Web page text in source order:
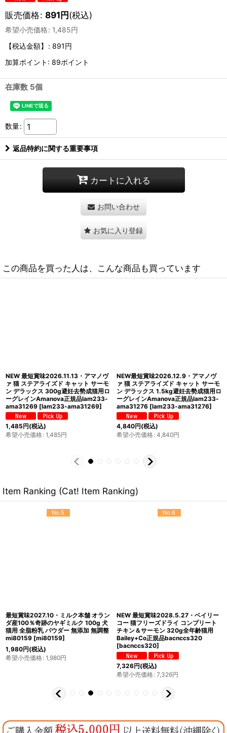
販売価格: 891円(税込)
希望小売価格: 1,485円
【税込金額】
: 891円
加算ポイント: 89ポイント
在庫数 5個
数量:
返品特約に関する重要事項
カートに入れる
お問い合わせ
お気に入り登録
この商品を買った人は、こんな商品も買っています
SALE/NEW 賞味切迫2026.11.6・ア
マノヴァ 高齢犬 マチュア ミニ フィッ
シュ デリカシー シニア犬用・小粒
500gAmanova正規品lam132-
ama76710 [lam132-ama76710]
1,771円(税込)
希望小売価格: 2,530円
NEW 最短賞味2026.11.13・アマノヴ
ァ 猫 ステアライズド キャット サーモ
ン デラックス 100g避妊去勢成猫用ロ
ーグレインAmanova正規品lam233-
ama06947 [lam233-ama06947
605円(税込)
希望小売価格: 605円
Item Ranking (Cat! Item Ranking)
No.5
最短賞味2027.10・ミルク本舗 オラン
ダ産100％奇跡のヤギミルク 100g 犬
猫用 全脂粉乳 パウダー 無添加 無調整
mi80159 [mi80159]
1,980円(税込)
希望小売価格: 1,980円
No.6
NEW 最短賞味2028.5.27・ベイリー
コー 猫フリーズドライ コンプリート
チキン＆サーモン 320g全年齢猫用
Bailey+Co正規品bacnccs320
[bacnccs320]
7,326円(税込)
希望小売価格: 7,326円